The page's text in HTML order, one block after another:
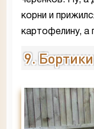
корни и
картофелину,
9. Бортики